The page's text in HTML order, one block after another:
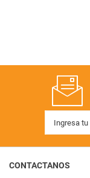
CONTACTANOS